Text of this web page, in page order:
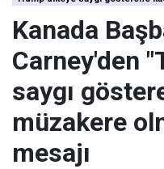
Kanada
Carney'den
saygı
müzakere
mesajı